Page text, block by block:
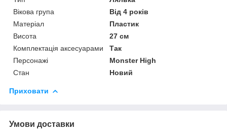
Вікова група
Від 4 років
Матеріал
Пластик
Висота
27 см
Комплектація аксесуарами
Так
Персонажі
Monster High
Стан
Новий
Приховати
Умови доставки